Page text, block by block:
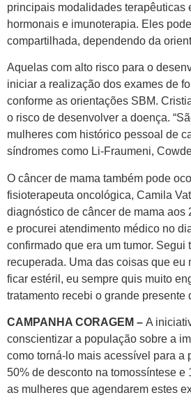
principais modalidades terapêuticas
hormonais e imunoterapia. Eles
compartilhada, dependendo da
Aquelas com alto risco para o
iniciar a realização dos exames de
conforme as orientações SBM.
o risco de desenvolver a doença.
mulheres com histórico pessoal de
síndromes como Li-Fraumeni,
O câncer de mama também pode
fisioterapeuta oncológica, Camila
diagnóstico de câncer de mama aos
e procurei atendimento médico no
confirmado que era um tumor.
recuperada. Uma das coisas que
ficar estéril, eu sempre quis muito
tratamento recebi o grande presente
CAMPANHA CORAGEM – A
conscientizar a população sobre a
como torná-lo mais acessível para
50% de desconto na tomossíntese
as mulheres que agendarem estes